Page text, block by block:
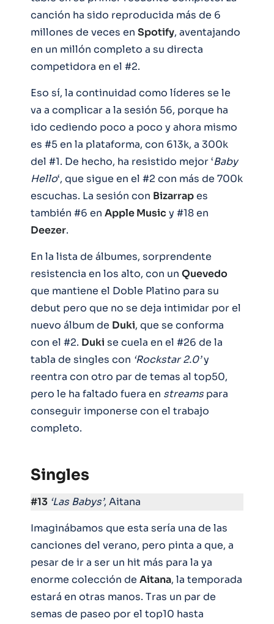
canción ha sido reproducida más de 6
millones de veces en Spotify, aventajando
en un millón completo a su directa
competidora en el #2.
Eso sí, la continuidad como líderes se le
va a complicar a la sesión 56, porque ha
ido cediendo poco a poco y ahora mismo
es #5 en la plataforma, con 613k, a 300k
del #1. De hecho, ha resistido mejor ‘Baby
Hello‘, que sigue en el #2 con más de 700k
escuchas. La sesión con Bizarrapes
también #6 en Apple Music y #18 en
Deezer.
En la lista de álbumes, sorprendente
resistencia en los alto, con un Quevedo
que mantiene el Doble Platino para su
debut pero que no se deja intimidar por el
nuevo álbum de Duki, que se conforma
con el #2. Duki se cuela en el #26 de la
tabla de singles con ‘Rockstar 2.0’y
reentra con otro par de temas al top50,
pero le ha faltado fuera en streamspara
conseguir imponerse con el trabajo
completo.
Singles
#13 ‘Las Babys’, Aitana
Imaginábamos que esta sería una de las
canciones del verano, pero pinta a que, a
pesar de ir a ser un hit más para la ya
enorme colección de Aitana, la temporada
estará en otras manos. Tras un par de
semas de paseo por el top10 hasta